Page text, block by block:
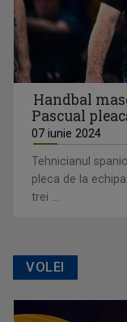
Handbal
Pascual
07 iunie 2024
Tehnicianul
pleca de la
trei ...
VOLEI